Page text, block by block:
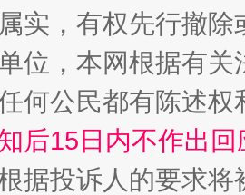
实，有权先行撤
位，本网根据有
何公民都有陈述
后15日内不作出
据投诉人的要求将